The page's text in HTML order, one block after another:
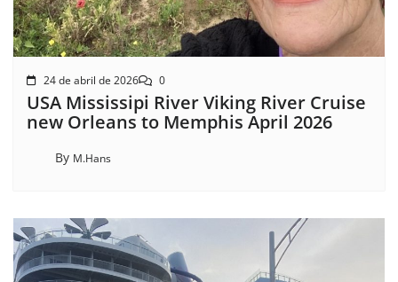
24 de abril de 2026 0
USA Mississipi River Viking River Cruise
new Orleans to Memphis April 2026
By M.Hans